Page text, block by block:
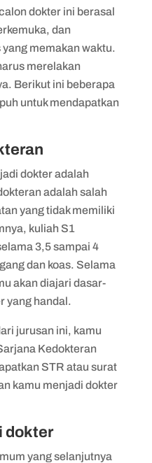
dokter ini berasal
dan
memakan waktu.
merelakan
Berikut ini beberapa
untuk mendapatkan
dokter adalah
adalah salah
yang tidak memiliki
kuliah S1
3,5 sampai 4
dan koas. Selama
akan diajari dasar-
yang handal.
jurusan ini, kamu
Kedokteran
STR atau surat
kamu menjadi dokter
dokter
yang selanjutnya